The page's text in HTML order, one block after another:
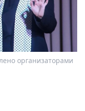
организаторами